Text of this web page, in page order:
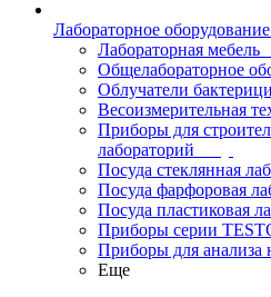
Лабораторное оборудование
Лабораторная мебель
Общелабораторное
Облучатели
Весоизмерительная
Приборы для
лабораторий
Посуда стеклянная
Посуда фарфоровая
Посуда пластиковая
Приборы серии
Приборы для анализа
Еще